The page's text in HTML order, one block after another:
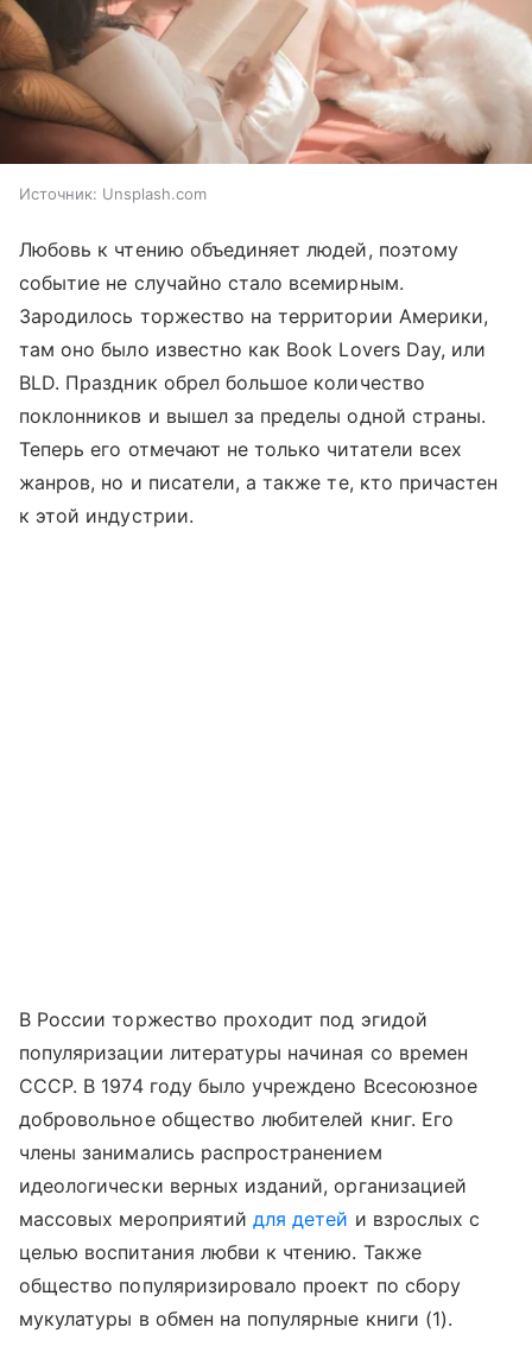
Источник: Unsplash.com
Любовь к чтению объединяет людей, поэтому
событие не случайно стало всемирным.
Зародилось торжество на территории Америки,
там оно было известно как Book Lovers Day, или
BLD. Праздник обрел большое количество
поклонников и вышел за пределы одной страны.
Теперь его отмечают не только читатели всех
жанров, но и писатели, а также те, кто причастен
к этой индустрии.
В России торжество проходит под эгидой
популяризации литературы начиная со времен
СССР. В 1974 году было учреждено Всесоюзное
добровольное общество любителей книг. Его
члены занимались распространением
идеологически верных изданий, организацией
массовых мероприятийдля детей и взрослых с
целью воспитания любви к чтению. Также
общество популяризировало проект по сбору
мукулатуры в обмен на популярные книги (1).